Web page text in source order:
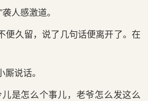
人感激道。
便久留，说了几句话便离开了。在
说话。
是怎么个事儿，老爷怎么发这么